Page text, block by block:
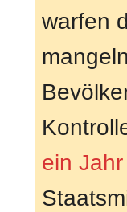
warfen
ein Jahr